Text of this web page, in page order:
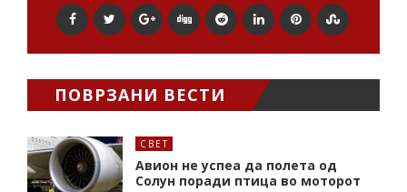
ПОВРЗАНИ ВЕСТИ
СВЕТ
Авион не успеа да полета од
Солун поради птица во моторот